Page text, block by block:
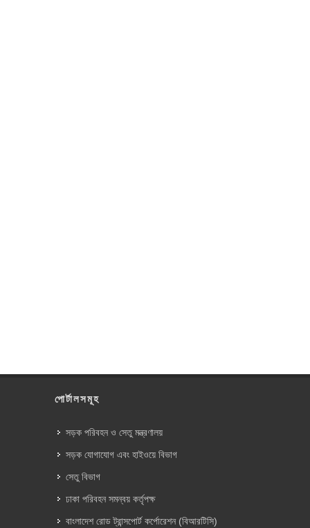
পোর্টালসমূহ
সড়ক পরিবহন ও সেতু মন্ত্রণালয়
সড়ক যোগাযোগ এবং হাইওয়ে বিভাগ
সেতু বিভাগ
ঢাকা পরিবহন সমন্বয় কর্তৃপক্ষ
বাংলাদেশ রোড ট্রান্সপোর্ট কর্পোরেশন (বিআরটিসি)